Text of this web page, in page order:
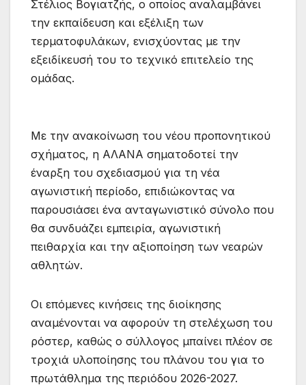
Στέλιος Βογιατζής, ο οποίος αναλαμβάνει
την εκπαίδευση και εξέλιξη των
τερματοφυλάκων, ενισχύοντας με την
εξειδίκευσή του το τεχνικό επιτελείο της
ομάδας.
Με την ανακοίνωση του νέου προπονητικού
σχήματος, η ΑΛΑΝΑ σηματοδοτεί την
έναρξη του σχεδιασμού για τη νέα
αγωνιστική περίοδο, επιδιώκοντας να
παρουσιάσει ένα ανταγωνιστικό σύνολο που
θα συνδυάζει εμπειρία, αγωνιστική
πειθαρχία και την αξιοποίηση των νεαρών
αθλητών.
Οι επόμενες κινήσεις της διοίκησης
αναμένονται να αφορούν τη στελέχωση του
ρόστερ, καθώς ο σύλλογος μπαίνει πλέον σε
τροχιά υλοποίησης του πλάνου του για το
πρωτάθλημα της περιόδου 2026-2027.